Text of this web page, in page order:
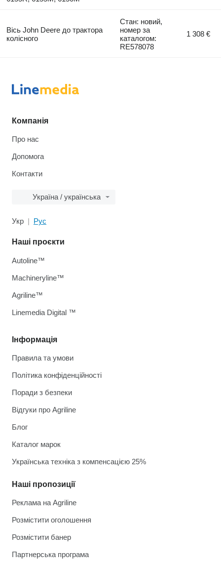
Вісь John Deere до трактора
колісного
Стан: новий,
номер за
каталогом:
RE578078
1 308 €
Компанія
Про нас
Допомога
Контакти
Україна / українська
Укр Рус
Інформація
Правила та умови
Політика конфіденційності
Поради з безпеки
Відгуки про Agriline
Блог
Каталог марок
Українська техніка з компенсацією 25%
Наші пропозиції
Реклама на Agriline
Розмістити оголошення
Розмістити банер
Партнерська програма
Наші проєкти
Autoline™
Machineryline™
Agriline™
Linemedia Digital ™